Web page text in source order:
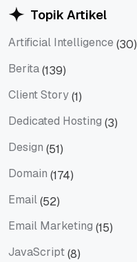
Topik Artikel
Artificial Intelligence (30)
Berita(139)
Client Story(1)
Dedicated Hosting (3)
Design (51)
Domain (174)
Email(52)
Email Marketing (15)
JavaScript(8)